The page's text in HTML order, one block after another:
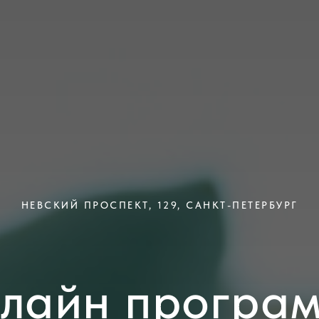
НЕВСКИЙ ПРОСПЕКТ, 129, САНКТ-ПЕТЕРБУРГ